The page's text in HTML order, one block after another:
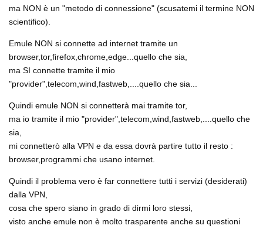
ma NON è un "metodo di connessione" (scusatemi il termine NON
scientifico).
Emule NON si connette ad internet tramite un
browser,tor,firefox,chrome,edge...quello che sia,
ma SI connette tramite il mio
"provider",telecom,wind,fastweb,....quello che sia...
Quindi emule NON si connetterà mai tramite tor,
ma io tramite il mio "provider",telecom,wind,fastweb,....quello che
sia,
mi connetterò alla VPN e da essa dovrà partire tutto il resto :
browser,programmi che usano internet.
Quindi il problema vero è far connettere tutti i servizi (desiderati)
dalla VPN,
cosa che spero siano in grado di dirmi loro stessi,
visto anche emule non è molto trasparente anche su questioni